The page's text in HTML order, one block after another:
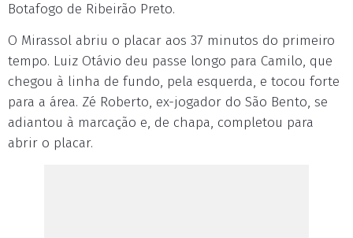
Botafogo de Ribeirão Preto.
O Mirassol abriu o placar aos 37 minutos do primeiro
tempo. Luiz Otávio deu passe longo para Camilo, que
chegou à linha de fundo, pela esquerda, e tocou forte
para a área. Zé Roberto, ex-jogador do São Bento, se
adiantou à marcação e, de chapa, completou para
abrir o placar.